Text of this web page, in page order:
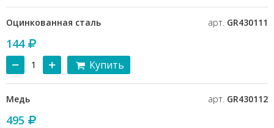
Оцинкованная сталь арт. GR430111
144
Купить
Медь арт. GR430112
495